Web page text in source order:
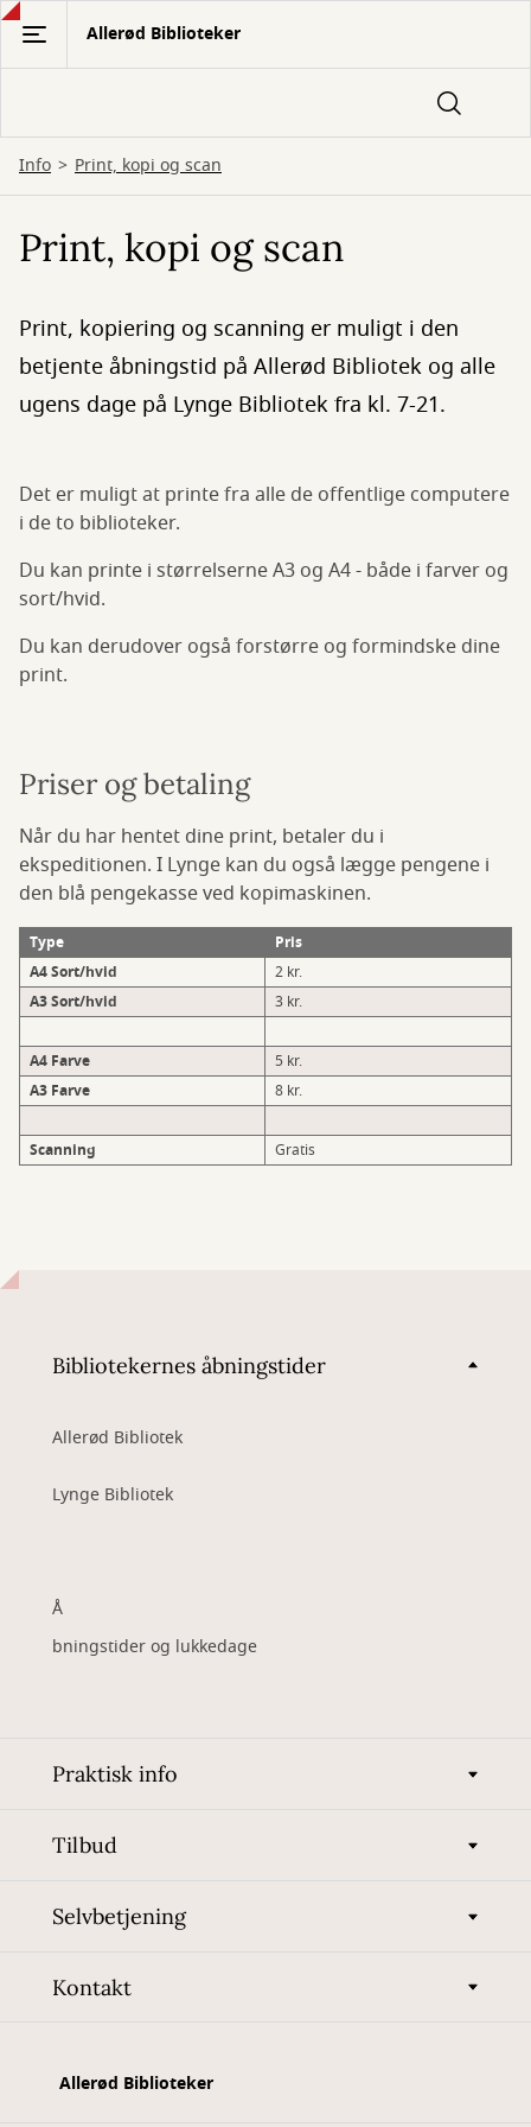
Gå
hovedindhold
Allerød Biblioteker
Info Print, kopi og scan
Print, kopi og scan
Print, kopiering og scanning er muligt i den
betjente åbningstid på Allerød Bibliotek og alle
ugens dage på Lynge Bibliotek fra kl. 7-21.
Det er muligt at printe fra alle de offentlige computere
i de to biblioteker.
Du kan printe i størrelserne A3 og A4 - både i farver og
sort/hvid.
Du kan derudover også forstørre og formindske dine
print.
Priser og betaling
Når du har hentet dine print, betaler du i
ekspeditionen. I Lynge kan du også lægge pengene i
den blå pengekasse ved kopimaskinen.
Type
Pris
A4 Sort/hvid
2 kr.
A3 Sort/hvid
3 kr.
A4 Farve
5 kr.
A3 Farve
8 kr.
Scanning Gratis
Bibliotekernes åbningstider
Allerød Bibliotek
Lynge Bibliotek
Å
bningstider og lukkedage
Praktisk info
Tilbud
Selvbetjening
Kontakt
Allerød Biblioteker